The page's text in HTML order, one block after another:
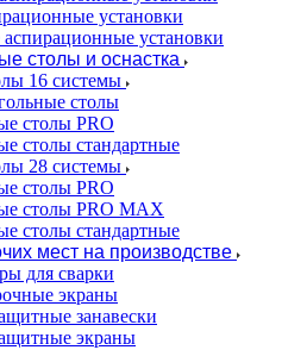
установки
установки
столы и оснастка
16 системы
столы
столы PRO
столы стандартные
28 системы
столы PRO
столы PRO MAX
столы стандартные
мест на производстве
для сварки
экраны
занавески
экраны